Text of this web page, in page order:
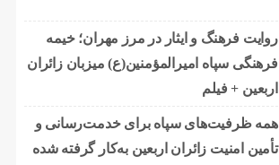
روایت فرهنگ و ایثار در مرز مهران؛ خیمه
فرهنگی سپاه امیرالمؤمنین(ع) میزبان زائران
اربعین + فیلم
همه ظرفیت‌های سپاه برای خدمت‌رسانی و
تأمین امنیت زائران اربعین به‌کار گرفته شده